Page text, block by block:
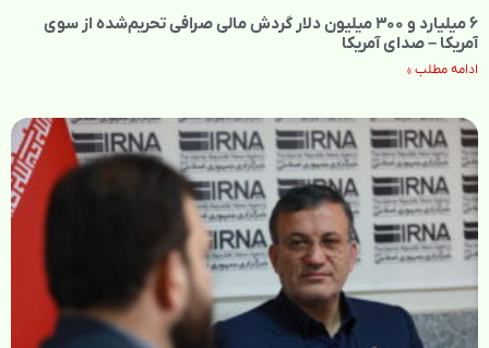
۶ میلیارد و ۳۰۰ میلیون دلار گردش مالی صرافی تحریم‌شده از سوی
آمریکا – صدای آمریکا
ادامه مطلب »